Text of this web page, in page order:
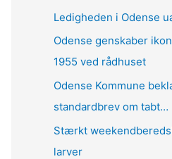
Ledigheden i Odense
Odense genskaber
1955 ved rådhuset
Odense Kommune
standardbrev om tabt…
Stærkt
larver